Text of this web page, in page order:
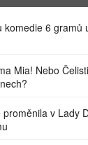
komedie 6 gramů
Mia! Nebo
v Lady